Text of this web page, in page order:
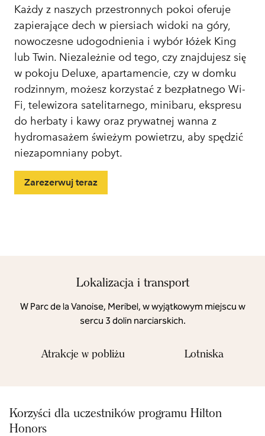
Każdy z naszych przestronnych pokoi oferuje
zapierające dech w piersiach widoki na góry,
nowoczesne udogodnienia i wybór łóżek King
lub Twin. Niezależnie od tego, czy znajdujesz się
w pokoju Deluxe, apartamencie, czy w domku
rodzinnym, możesz korzystać z bezpłatnego Wi-
Fi, telewizora satelitarnego, minibaru, ekspresu
do herbaty i kawy oraz prywatnej wanna z
hydromasażem świeżym powietrzu, aby spędzić
niezapomniany pobyt.
Zarezerwuj teraz
Lokalizacja i transport
W Parc de la Vanoise, Meribel, w wyjątkowym miejscu w
sercu 3 dolin narciarskich.
Atrakcje w pobliżu Lotniska
Korzyści dla uczestników programu Hilton
Honors